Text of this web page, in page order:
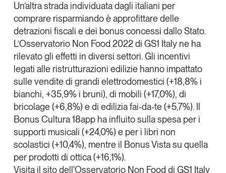
Un’altra strada individuata dagli italiani per
comprare risparmiando è approfittare delle
detrazioni fiscali e dei bonus concessi dallo Stato.
L’Osservatorio Non Food 2022 di GS1 Italy ne ha
rilevato gli effetti in diversi settori. Gli incentivi
legati alle ristrutturazioni edilizie hanno impattato
sulle vendite di grandi elettrodomestici (+18,8% i
bianchi, +35,9% i bruni), di mobili (+17,0%), di
bricolage (+6,8%) e di edilizia fai-da-te (+5,7%). Il
Bonus Cultura 18app ha influito sulla spesa per i
supporti musicali (+24,0%) e per i libri non
scolastici (+10,4%), mentre il Bonus Vista su quella
per prodotti di ottica (+16,1%).
Visita il sito dell'Osservatorio Non Food di GS1 Italy